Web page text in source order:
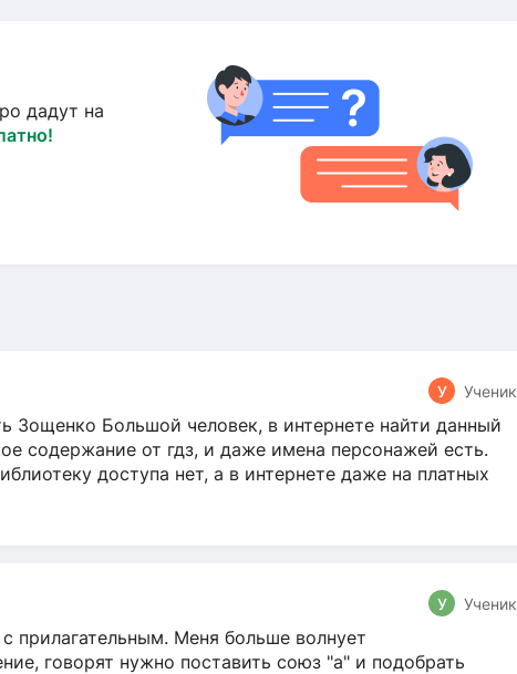
дадут на
У Ученик
Зощенко Большой человек, в интернете найти данный
содержание от гдз, и даже имена персонажей есть.
доступа нет, а в интернете даже на платных
У Ученик
прилагательным. Меня больше волнует
говорят нужно поставить союз "а" и подобрать